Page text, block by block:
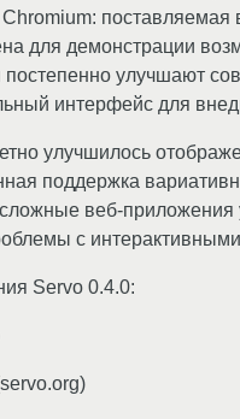
для демонстрации
постепенно улучшают
интерфейс для
улучшилось
поддержка
веб-приложения
с
Servo 0.4.0: